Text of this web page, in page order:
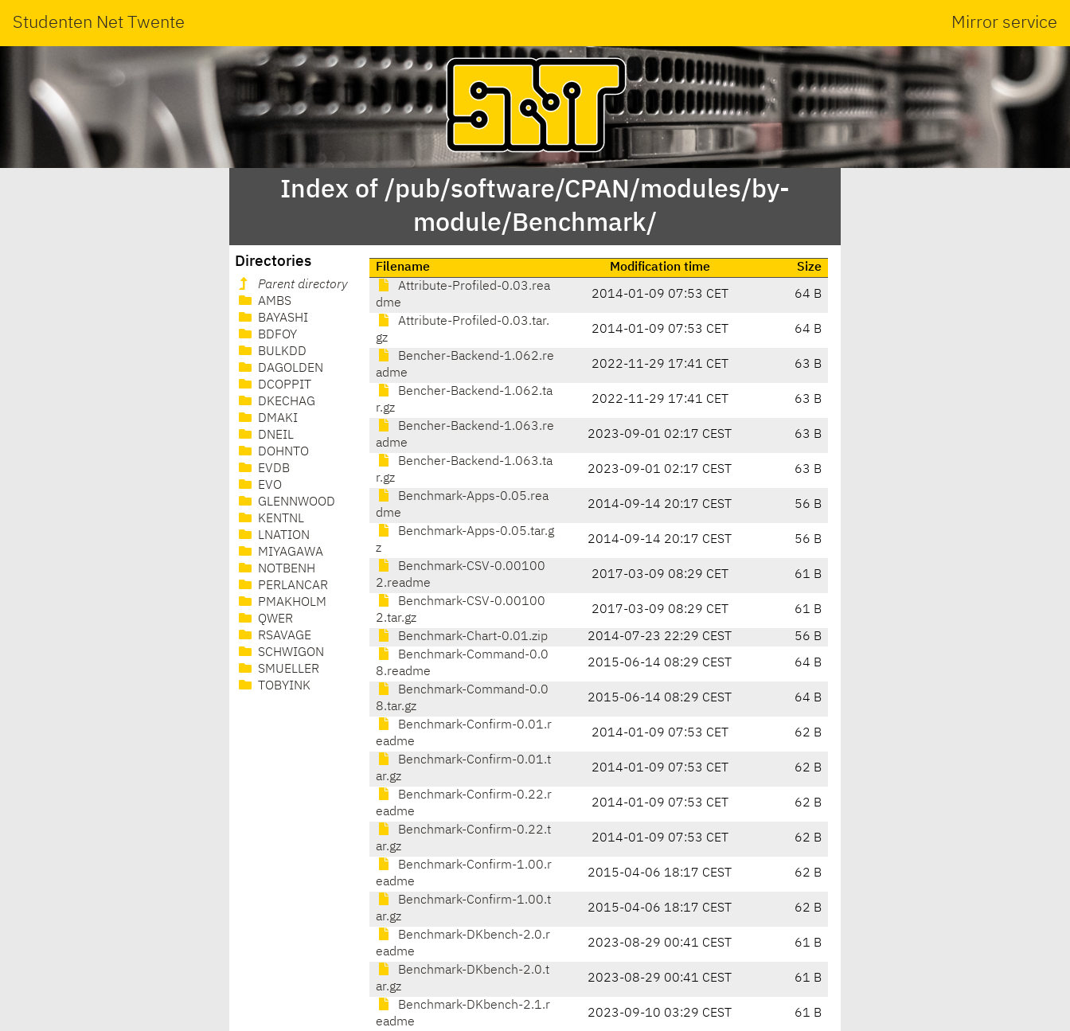
Studenten Net Twente Mirror service
Index of /pub/software/CPAN/modules/by-
module/Benchmark/
Directories
Parent directory
AMBS
BAYASHI
BDFOY
BULKDD
DAGOLDEN
DCOPPIT
DKECHAG
DMAKI
DNEIL
DOHNTO
EVDB
EVO
GLENNWOOD
KENTNL
LNATION
MIYAGAWA
NOTBENH
PERLANCAR
PMAKHOLM
QWER
RSAVAGE
SCHWIGON
SMUELLER
TOBYINK
Filename Modification time
Size
Attribute-Profiled-0.03.rea
dme
2014-01-09 07:53 CET 64 B
Attribute-Profiled-0.03.tar.
gz
2014-01-09 07:53 CET 64 B
Bencher-Backend-1.062.re
adme
2022-11-29 17:41 CET 63 B
Bencher-Backend-1.062.ta
r.gz
2022-11-29 17:41 CET 63 B
Bencher-Backend-1.063.re
adme
2023-09-01 02:17 CEST 63 B
Bencher-Backend-1.063.ta
r.gz
2023-09-01 02:17 CEST 63 B
Benchmark-Apps-0.05.rea
dme
2014-09-14 20:17 CEST 56 B
Benchmark-Apps-0.05.tar.g
z
2014-09-14 20:17 CEST 56 B
Benchmark-CSV-0.00100
2.readme
2017-03-09 08:29 CET 61 B
Benchmark-CSV-0.00100
2.tar.gz
2017-03-09 08:29 CET 61 B
Benchmark-Chart-0.01.zip 2014-07-23 22:29 CEST
56 B
Benchmark-Command-0.0
8.readme
2015-06-14 08:29 CEST 64 B
Benchmark-Command-0.0
8.tar.gz
2015-06-14 08:29 CEST 64 B
Benchmark-Confirm-0.01.r
eadme
2014-01-09 07:53 CET 62 B
Benchmark-Confirm-0.01.t
ar.gz
2014-01-09 07:53 CET 62 B
Benchmark-Confirm-0.22.r
eadme
2014-01-09 07:53 CET 62 B
Benchmark-Confirm-0.22.t
ar.gz
2014-01-09 07:53 CET 62 B
Benchmark-Confirm-1.00.r
eadme
2015-04-06 18:17 CEST 62 B
Benchmark-Confirm-1.00.t
ar.gz
2015-04-06 18:17 CEST 62 B
Benchmark-DKbench-2.0.r
eadme
2023-08-29 00:41 CEST 61 B
Benchmark-DKbench-2.0.t
ar.gz
2023-08-29 00:41 CEST 61 B
Benchmark-DKbench-2.1.r
eadme
2023-09-10 03:29 CEST 61 B